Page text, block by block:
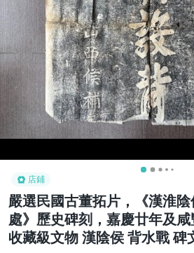
店鋪
嚴選民國古董拓片，《漢淮
處》歷史碑刻，嘉慶廿年及咸
收藏級文物 漢陰侯 背水戰 碑